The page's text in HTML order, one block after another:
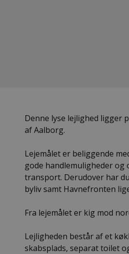
Denne lyse lejlighed ligger
af Aalborg.
Lejemålet er beliggende
gode handlemuligheder og
transport. Derudover har
byliv samt Havnefronten
Fra lejemålet er kig mod
Lejligheden består af et
skabsplads, separat toilet